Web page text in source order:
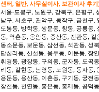
센터, 일반, 사무실이사, 보관이사 후기
서울-도봉구, 노원구, 강북구, 은평구,
남구, 서초구, 관악구, 동작구, 금천구,
도봉동, 방학동, 쌍문동, 창동, 공릉동,
동, 역촌동, 응암동, 증산동, 진관동,
동소문동, 보문동, 삼선동, 석관동, 성
답십리동, 신설동, 용두동, 이문동, 장
휘경동, 광장동, 구의동, 군자동, 도곡
리동, 갈현동, 남영동, 도원동, 동자동,
용문동, 용산동, 이촌동, 구기동, 궁전
창천동, 천연동, 홍은동, 홍제동, 공덕